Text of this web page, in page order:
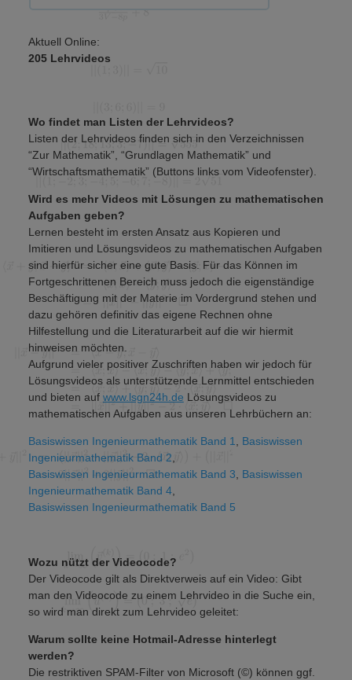
Aktuell Online:
205 Lehrvideos
Wo findet man Listen der Lehrvideos?
Listen der Lehrvideos finden sich in den Verzeichnissen
“Zur Mathematik”, “Grundlagen Mathematik” und
“Wirtschaftsmathematik” (Buttons links vom Videofenster).
Wird es mehr Videos mit Lösungen zu mathematischen
Aufgaben geben?
Lernen besteht im ersten Ansatz aus Kopieren und
Imitieren und Lösungsvideos zu mathematischen Aufgaben
sind hierfür sicher eine gute Basis. Für das Können im
Fortgeschrittenen Bereich muss jedoch die eigenständige
Beschäftigung mit der Materie im Vordergrund stehen und
dazu gehören definitiv das eigene Rechnen ohne
Hilfestellung und die Literaturarbeit auf die wir hiermit
hinweisen möchten.
Aufgrund vieler positiver Zuschriften haben wir jedoch für
Lösungsvideos als unterstützende Lernmittel entschieden
und bieten auf www.lsgn24h.de Lösungsvideos zu
mathematischen Aufgaben aus unseren Lehrbüchern an:
Basiswissen Ingenieurmathematik Band 1
Basiswissen
Ingenieurmathematik Band 2
Basiswissen Ingenieurmathematik Band 3
Basiswissen
Ingenieurmathematik Band 4,
Basiswissen Ingenieurmathematik Band 5
Wozu nützt der Videocode?
Der Videocode gilt als Direktverweis auf ein Video: Gibt
man den Videocode zu einem Lehrvideo in die Suche ein,
so wird man direkt zum Lehrvideo geleitet:
Warum sollte keine Hotmail-Adresse hinterlegt
werden?
Die restriktiven SPAM-Filter von Microsoft (©) können ggf.